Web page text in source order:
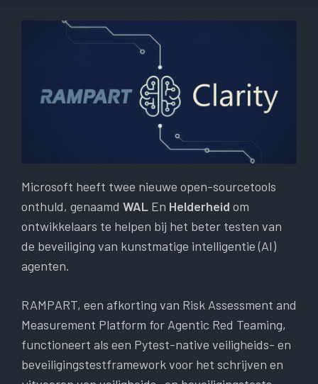
Microsoft heeft twee nieuwe open-sourcetools
onthuld, genaamd WAL En Helderheid om
ontwikkelaars te helpen bij het beter testen van
de beveiliging van kunstmatige intelligentie (AI)
agenten.
RAMPART, een afkorting van Risk Assessment and
Measurement Platform for Agentic Red Teaming,
functioneert als een Pytest-native veiligheids- en
beveiligingstestframework voor het schrijven en